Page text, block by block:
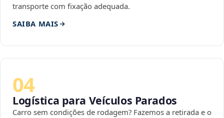
transporte com fixação adequada.
SAIBA MAIS
04
Logística para Veículos Parados
Carro sem condições de rodagem? Fazemos a retirada e o